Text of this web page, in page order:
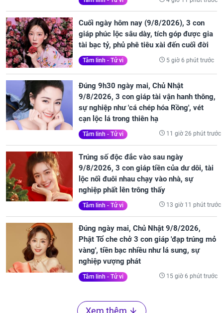
Cuối ngày hôm nay (9/8/2026), 3 con
giáp phúc lộc sâu dày, tích góp được gia
tài bạc tỷ, phủ phê tiêu xài đến cuối đời
Tâm linh - Tử vi 5 giờ 6 phút trước
Đúng 9h30 ngày mai, Chủ Nhật
9/8/2026, 3 con giáp tài vận hanh thông,
sự nghiệp như 'cá chép hóa Rồng', vét
cạn lộc lá trong thiên hạ
Tâm linh - Tử vi 11 giờ 26 phút trước
Trúng số độc đắc vào sau ngày
9/8/2026, 3 con giáp tiền của dư dôi, tài
lộc nối đuôi nhau chạy vào nhà, sự
nghiệp phất lên trông thấy
Tâm linh - Tử vi 13 giờ 11 phút trước
Đúng ngày mai, Chủ Nhật 9/8/2026,
Phật Tổ che chở 3 con giáp 'đạp trúng mỏ
vàng', tiền bạc nhiều như lá sung, sự
nghiệp vượng phát
Tâm linh - Tử vi 15 giờ 6 phút trước
Xem thêm